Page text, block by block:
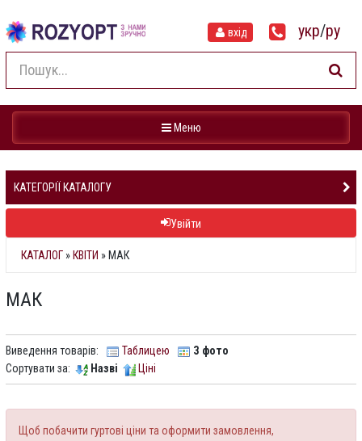
вхід укр/ру
Навігація
Меню
КАТЕГОРІЇ КАТАЛОГУ
Увійти
КАТАЛОГ » КВІТИ » МАК
МАК
Виведення товарів: Таблицею
З фото
Сортувати за:
Назві Ціні
Щоб побачити гуртові ціни та оформити замовлення,